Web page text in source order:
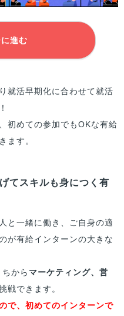
進む
就活早期化に合わせて就活
初めての参加でもOKな有給
ます。
てスキルも身につく有
と一緒に働き、ご自身の適
が有給インターンの大きな
から マーケティング、営
戦できます。
で、初めてのインターンで